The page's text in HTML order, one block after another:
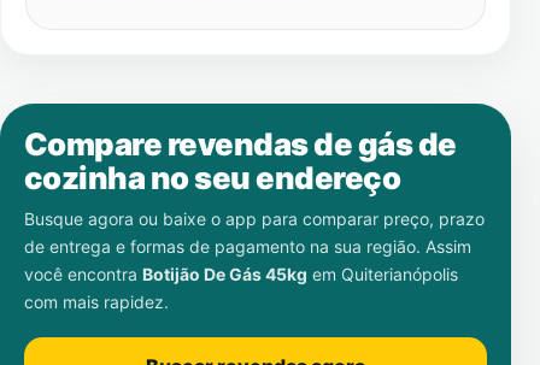
Compare revendas de gás de
cozinha no seu endereço
Busque agora ou baixe o app para comparar preço, prazo
de entrega e formas de pagamento na sua região. Assim
você encontra Botijão De Gás 45kg em Quiterianópolis
com mais rapidez.